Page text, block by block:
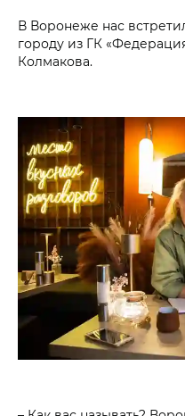
В Воронеже нас
городу из ГК
Колмакова.